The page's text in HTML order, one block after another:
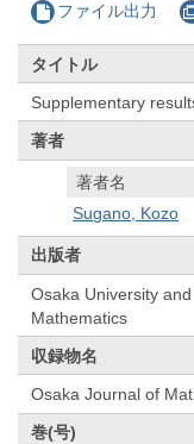
ファイル出力
タイトル
Supplementary
著者
著者名
Sugano, Kozo
出版者
Osaka University
Mathematics
収録物名
Osaka Journal of
巻(号)